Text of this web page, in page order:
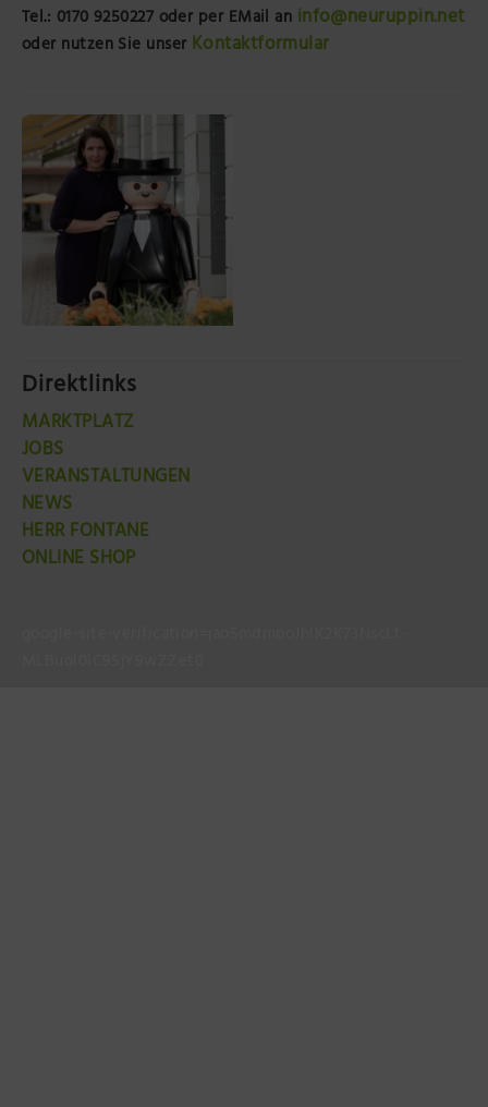
Tel.: 0170 9250227 oder per EMail an info@neuruppin.net
oder nutzen Sie unser Kontaktformular
Direktlinks
MARKTPLATZ
JOBS
VERANSTALTUNGEN
NEWS
HERR FONTANE
ONLINE SHOP